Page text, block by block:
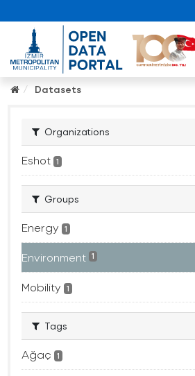
Datasets
Organizations
Eshot 1
Groups
Energy 1
Environment 1
Mobility 1
Tags
Ağaç 1